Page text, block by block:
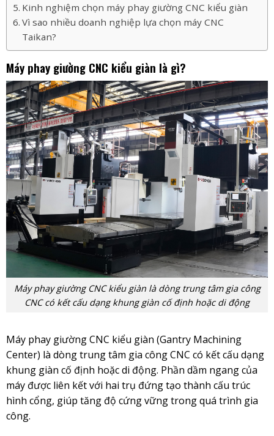
Kinh nghiệm chọn máy phay giường CNC kiểu giàn
Vì sao nhiều doanh nghiệp lựa chọn máy CNC
Taikan?
Máy phay giường CNC kiểu giàn là gì?
Máy phay giường CNC kiểu giàn là dòng trung tâm gia công
CNC có kết cấu dạng khung giàn cố định hoặc di động
Máy phay giường CNC kiểu giàn (Gantry Machining
Center) là dòng trung tâm gia công CNC có kết cấu dạng
khung giàn cố định hoặc di động. Phần dầm ngang của
máy được liên kết với hai trụ đứng tạo thành cấu trúc
hình cổng, giúp tăng độ cứng vững trong quá trình gia
công.